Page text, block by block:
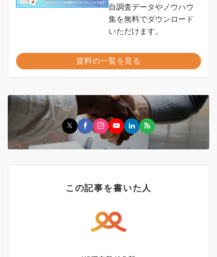
自調査データやノウハウ
集を無料でダウンロード
いただけます。
資料の一覧を見る
この記事を書いた人